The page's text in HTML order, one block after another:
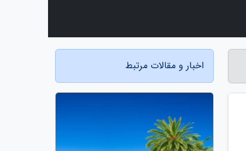
اخبار و مقالات مرتبط